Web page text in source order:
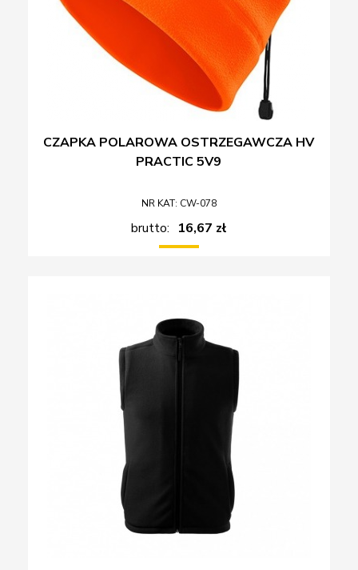
CZAPKA POLAROWA OSTRZEGAWCZA HV
PRACTIC 5V9
NR KAT: CW-078
brutto: 16,67 zł